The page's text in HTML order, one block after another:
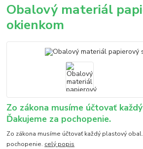
Obalový materiál
okienkom
Zo zákona musíme účtovať
Ďakujeme za pochopenie.
Zo zákona musíme účtovať každý plastový
pochopenie. celý popis